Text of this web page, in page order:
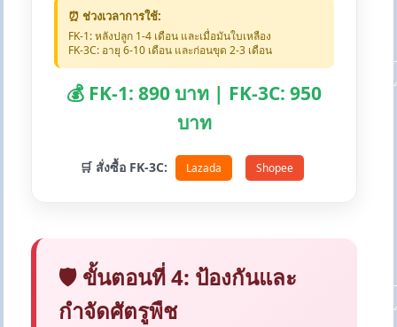
⏰ ช่วงเวลาการใช้:
FK-1: หลังปลูก 1-4 เดือน และเมื่อมันใบเหลือง
FK-3C: อายุ 6-10 เดือน และก่อนขุด 2-3 เดือน
💰 FK-1: 890 บาท | FK-3C: 950
บาท
🛒 สั่งซื้อ FK-3C: Lazada Shopee
🛡️ ขั้นตอนที่ 4: ป้องกันและ
กำจัดศัตรูพืช